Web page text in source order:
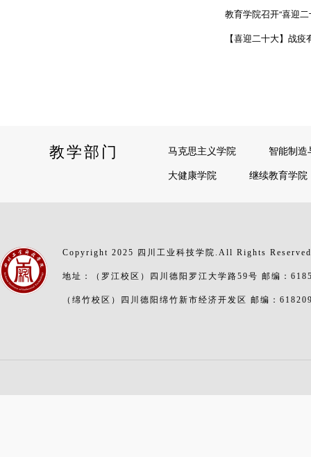
教育学院召开“喜迎
【喜迎二十大】战
教学部门 马克思主义学院
智能制造
大健康学院
继续教育学院
Copyright 2025 四川工业科技学院.All Rights
地址：（罗江校区）四川德阳罗江大学路59号 邮编：
（绵竹校区）四川德阳绵竹新市经济开发区 邮编：